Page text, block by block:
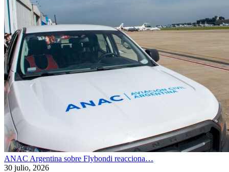
ANAC Argentina sobre Flybondi reacciona…
30 julio, 2026